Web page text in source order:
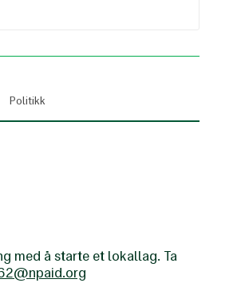
Politikk
med å starte et lokallag. Ta